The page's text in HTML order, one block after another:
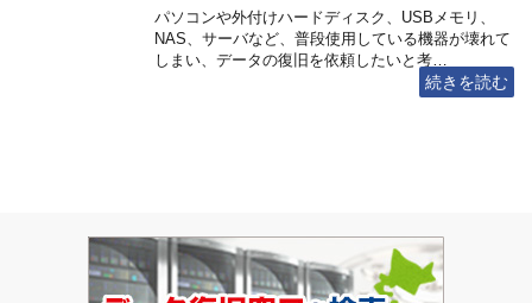
パソコンや外付けハードディスク、USBメモリ、
NAS、サーバなど、普段使用している機器が壊れて
しまい、データの復旧を依頼したいと考…
続きを読む